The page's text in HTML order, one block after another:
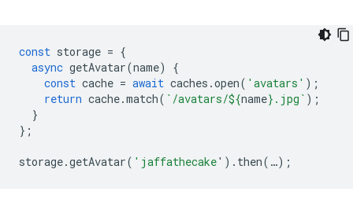
const storage = {
async getAvatar(name)
{
const cache = await caches .open( 'avatars' );
return cache.match( `/avatars/${name} .jpg` );
}
};
storage.getAvatar( 'jaffathecake' ). then( …);